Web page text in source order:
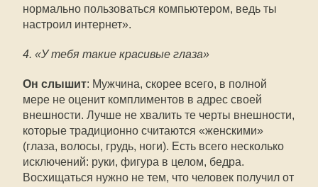
нормально пользоваться компьютером, ведь ты
настроил интернет».
4. «У тебя такие красивые глаза»
Он слышит: Мужчина, скорее всего, в полной
мере не оценит комплиментов в адрес своей
внешности. Лучше не хвалить те черты внешности,
которые традиционно считаются «женскими»
(глаза, волосы, грудь, ноги). Есть всего несколько
исключений: руки, фигура в целом, бедра.
Восхищаться нужно не тем, что человек получил от